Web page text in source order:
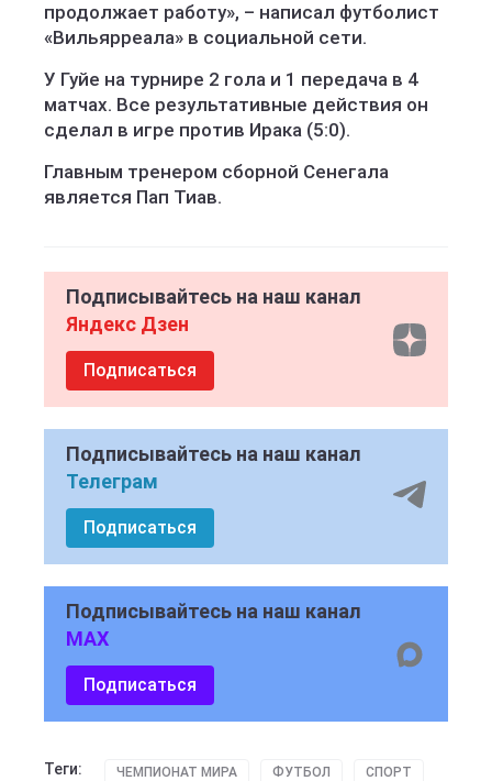
продолжает работу», – написал футболист
«Вильярреала» в социальной сети.
У Гуйе на турнире 2 гола и 1 передача в 4
матчах. Все результативные действия он
сделал в игре против Ирака (5:0).
Главным тренером сборной Сенегала
является Пап Тиав.
Подписывайтесь на наш канал
Яндекс Дзен
Подписаться
Подписывайтесь на наш канал
Телеграм
Подписаться
Подписывайтесь на наш канал
MAX
Подписаться
Теги: ЧЕМПИОНАТ МИРА ФУТБОЛ СПОРТ